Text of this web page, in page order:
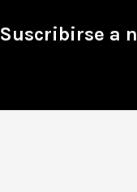
Suscribirse a